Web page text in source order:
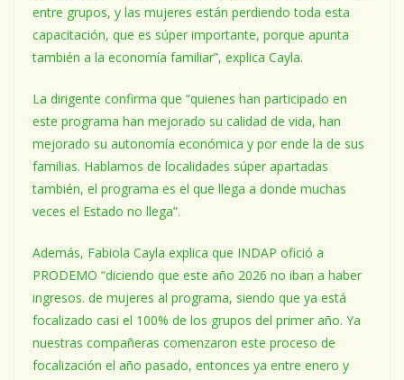
entre grupos, y las mujeres están perdiendo toda esta
capacitación, que es súper importante, porque apunta
también a la economía familiar”, explica Cayla.
La dirigente confirma que “quienes han participado en
este programa han mejorado su calidad de vida, han
mejorado su autonomía económica y por ende la de sus
familias. Hablamos de localidades súper apartadas
también, el programa es el que llega a donde muchas
veces el Estado no llega”.
Además, Fabiola Cayla explica que INDAP ofició a
PRODEMO “diciendo que este año 2026 no iban a haber
ingresos. de mujeres al programa, siendo que ya está
focalizado casi el 100% de los grupos del primer año. Ya
nuestras compañeras comenzaron este proceso de
focalización el año pasado, entonces ya entre enero y